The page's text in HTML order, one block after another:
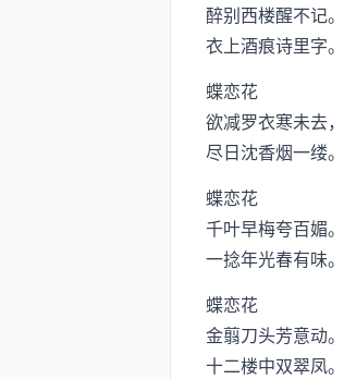
醉别西楼醒不记
衣上酒痕诗里字
蝶恋花
欲减罗衣寒未去
尽日沈香烟一缕
蝶恋花
千叶早梅夸百媚
一捻年光春有味
蝶恋花
金翦刀头芳意动
十二楼中双翠凤